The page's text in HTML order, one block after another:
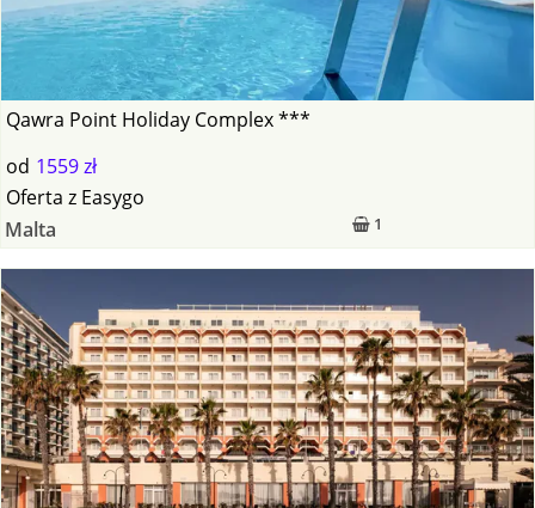
Qawra Point Holiday Complex ***
od 1559 zł
1
Oferta z Easygo
Malta